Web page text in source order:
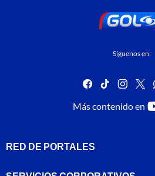
Síguenos en:
facebook
tiktok
Más contenido en
RED DE PORTALES